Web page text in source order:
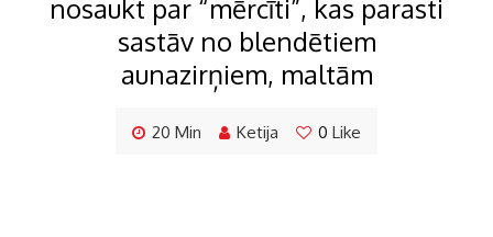
nosaukt par “mērcīti”, kas parasti
sastāv no blendētiem
aunazirņiem, maltām
20 Min Ketija 0 Like